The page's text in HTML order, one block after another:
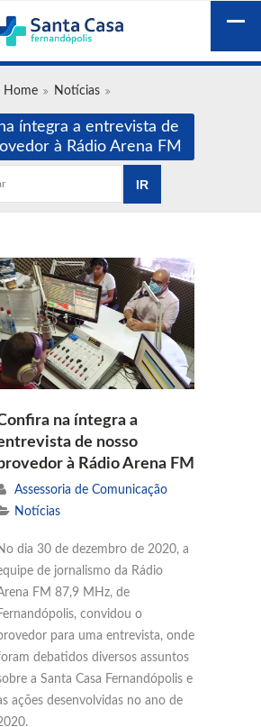
Home Notícias
íntegra a entrevista de
à Rádio Arena FM
na íntegra a
de nosso
à Rádio Arena FM
Assessoria de Comunicação
Notícias
dia 30 de dezembro de 2020, a
de jornalismo da Rádio
FM 87,9 MHz, de
convidou o
para uma entrevista, onde
debatidos diversos assuntos
a Santa Casa Fernandópolis e
ações desenvolvidas no ano de